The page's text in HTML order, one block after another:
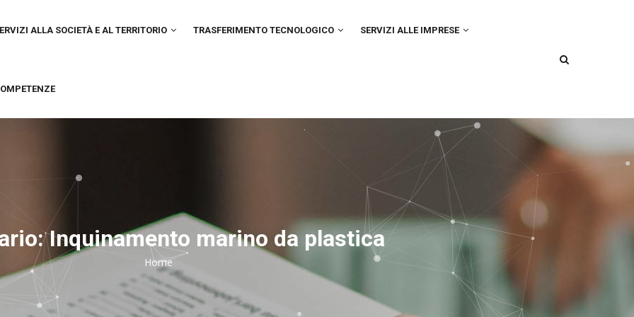
ALLA SOCIETÀ E AL TERRITORIO TRASFERIMENTO TECNOLOGICO SERVIZI ALLE IMPRESE
Inquinamento marino da plastica
Breadcrumb
Home